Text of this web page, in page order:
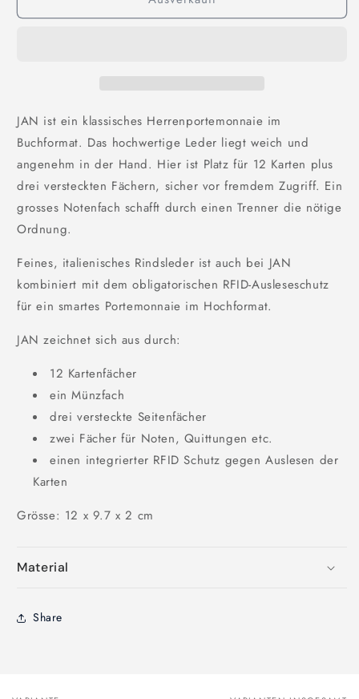
Jan
Jan
JAN ist ein klassisches Herrenportemonnaie im
Buchformat. Das hochwertige Leder liegt weich und
angenehm in der Hand. Hier ist Platz für 12 Karten plus
drei versteckten Fächern, sicher vor fremdem Zugriff. Ein
grosses Notenfach schafft durch einen Trenner die nötige
Ordnung.
Feines, italienisches Rindsleder ist auch bei JAN
kombiniert mit dem obligatorischen RFID-Ausleseschutz
für ein smartes Portemonnaie im Hochformat.
JAN zeichnet sich aus durch:
12 Kartenfächer
ein Münzfach
drei versteckte Seitenfächer
zwei Fächer für Noten, Quittungen etc.
einen integrierter RFID Schutz gegen Auslesen der
Karten
Grösse: 12 x 9.7 x 2 cm
Material
Share